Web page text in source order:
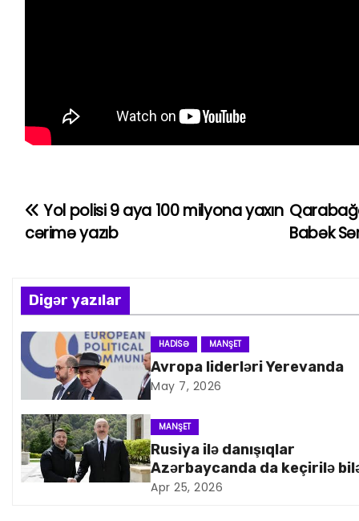
Y
z
ı
n
a
v
i
q
Babək
Yol polisi 9 aya 100 milyona yaxın
cərimə yazıb
Digər yazılar
HADISƏ MANŞET
Avropa liderləri Yerevanda
May 7, 2026
MANŞET
Rusiya ilə danışıqlar
Azərbaycanda da keçirilə
Apr 25, 2026